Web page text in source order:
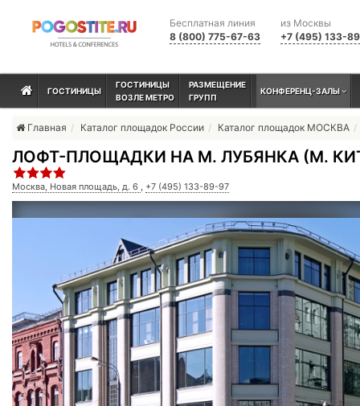
из Москвы
+7 (495) 133-
Бесплатная линия
8 (800) 775-67-63
ГОСТИНИЦЫ
ГОСТИНИЦЫ
ВОЗЛЕ МЕТРО
РАЗМЕЩЕНИЕ
ГРУПП
КОНФЕРЕНЦ-ЗАЛЫ
Главная Каталог площадок России Каталог площадок МОСКВА
ЛОФТ-ПЛОЩАДКИ НА М. ЛУБЯНКА (М.
Москва, Новая площадь, д. 6 , +7 (495) 133-89-97